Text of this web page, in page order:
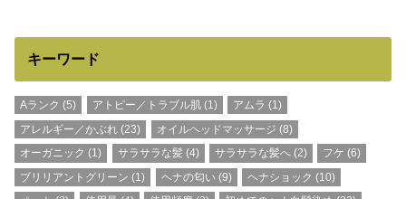
キーワード
Aランク (5) アトピー／トラブル肌(1) アムラ (1)
アレルギー／かぶれ (23) オイルヘッドマッサージ (8)
オーガニック (1) サラサラな髪(4) サラサラな髪へ(2) フケ (6)
ブリリアントグリーン (1) ヘナの匂い(9) ヘナショック (10)